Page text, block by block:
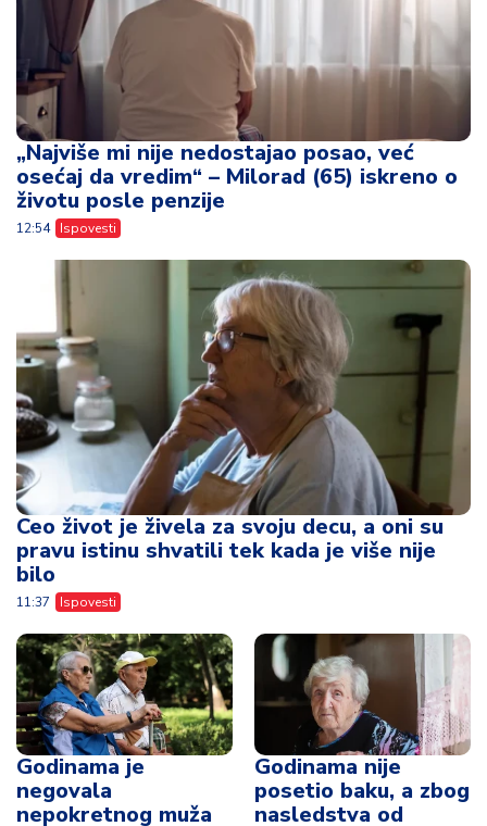
Ispovesti
Ceo život je živela za svoju decu, a oni su
pravu istinu shvatili tek kada je više nije
bilo
11:37 Ispovesti
Godinama je
negovala
nepokretnog muža
kod kuće - posle
njegove smrti
priznala je šta ju je
najviše bolelo
15:45 Ispovesti
Godinama nije
500.000 dolara
pojavio se sa
cvećem
09:59 Ispovesti